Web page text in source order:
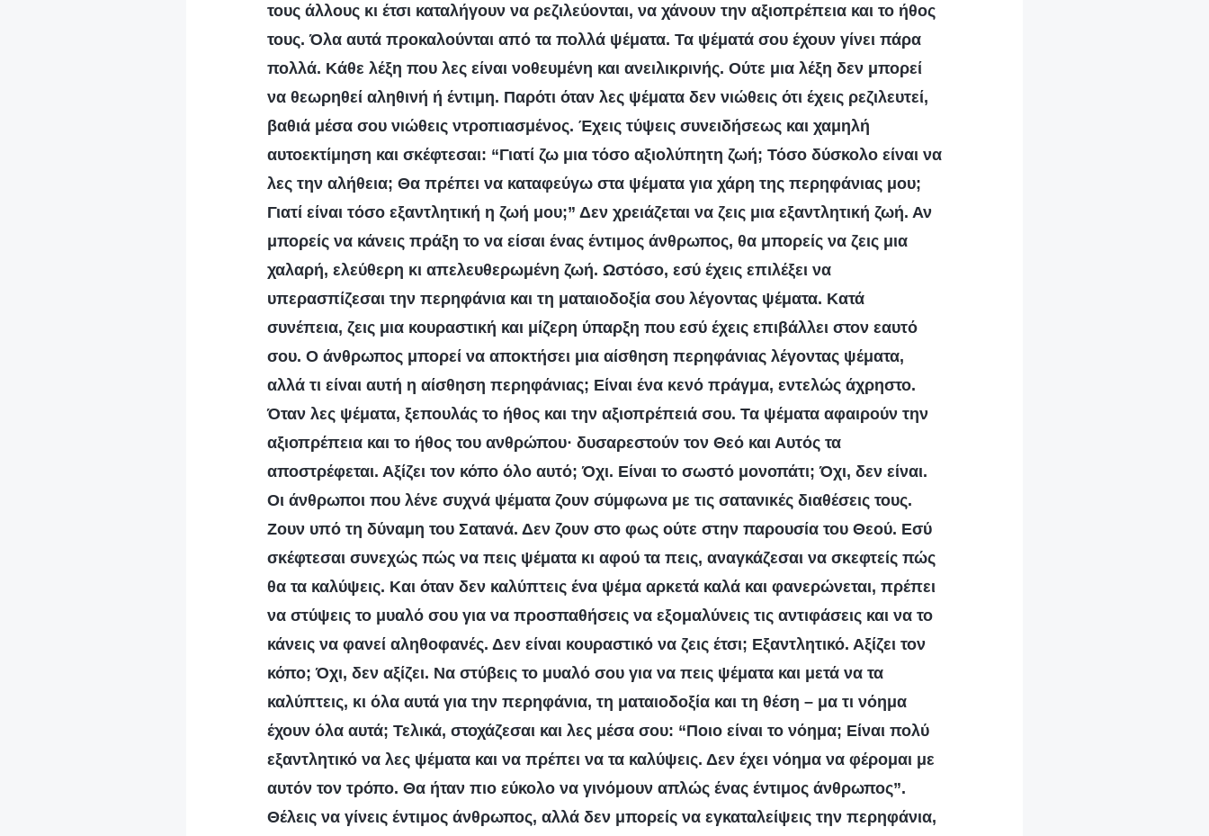
τους άλλους κι έτσι καταλήγουν να ρεζιλεύονται, να χάνουν την αξιοπρέπεια και το ήθος
τους. Όλα αυτά προκαλούνται από τα πολλά ψέματα. Τα ψέματά σου έχουν γίνει πάρα
πολλά. Κάθε λέξη που λες είναι νοθευμένη και ανειλικρινής. Ούτε μια λέξη δεν μπορεί
να θεωρηθεί αληθινή ή έντιμη. Παρότι όταν λες ψέματα δεν νιώθεις ότι έχεις ρεζιλευτεί,
βαθιά μέσα σου νιώθεις ντροπιασμένος. Έχεις τύψεις συνειδήσεως και χαμηλή
αυτοεκτίμηση και σκέφτεσαι: “Γιατί ζω μια τόσο αξιολύπητη ζωή; Τόσο δύσκολο είναι να
λες την αλήθεια; Θα πρέπει να καταφεύγω στα ψέματα για χάρη της περηφάνιας μου;
Γιατί είναι τόσο εξαντλητική η ζωή μου;” Δεν χρειάζεται να ζεις μια εξαντλητική ζωή. Αν
μπορείς να κάνεις πράξη το να είσαι ένας έντιμος άνθρωπος, θα μπορείς να ζεις μια
χαλαρή, ελεύθερη κι απελευθερωμένη ζωή. Ωστόσο, εσύ έχεις επιλέξει να
υπερασπίζεσαι την περηφάνια και τη ματαιοδοξία σου λέγοντας ψέματα. Κατά
συνέπεια, ζεις μια κουραστική και μίζερη ύπαρξη που εσύ έχεις επιβάλλει στον εαυτό
σου. Ο άνθρωπος μπορεί να αποκτήσει μια αίσθηση περηφάνιας λέγοντας ψέματα,
αλλά τι είναι αυτή η αίσθηση περηφάνιας; Είναι ένα κενό πράγμα, εντελώς άχρηστο.
Όταν λες ψέματα, ξεπουλάς το ήθος και την αξιοπρέπειά σου. Τα ψέματα αφαιρούν την
αξιοπρέπεια και το ήθος του ανθρώπου· δυσαρεστούν τον Θεό και Αυτός τα
αποστρέφεται. Αξίζει τον κόπο όλο αυτό; Όχι. Είναι το σωστό μονοπάτι; Όχι, δεν είναι.
Οι άνθρωποι που λένε συχνά ψέματα ζουν σύμφωνα με τις σατανικές διαθέσεις τους.
Ζουν υπό τη δύναμη του Σατανά. Δεν ζουν στο φως ούτε στην παρουσία του Θεού. Εσύ
σκέφτεσαι συνεχώς πώς να πεις ψέματα κι αφού τα πεις, αναγκάζεσαι να σκεφτείς πώς
θα τα καλύψεις. Και όταν δεν καλύπτεις ένα ψέμα αρκετά καλά και φανερώνεται, πρέπει
να στύψεις το μυαλό σου για να προσπαθήσεις να εξομαλύνεις τις αντιφάσεις και να το
κάνεις να φανεί αληθοφανές. Δεν είναι κουραστικό να ζεις έτσι; Εξαντλητικό. Αξίζει τον
κόπο; Όχι, δεν αξίζει. Να στύβεις το μυαλό σου για να πεις ψέματα και μετά να τα
καλύπτεις, κι όλα αυτά για την περηφάνια, τη ματαιοδοξία και τη θέση – μα τι νόημα
έχουν όλα αυτά; Τελικά, στοχάζεσαι και λες μέσα σου: “Ποιο είναι το νόημα; Είναι πολύ
εξαντλητικό να λες ψέματα και να πρέπει να τα καλύψεις. Δεν έχει νόημα να φέρομαι με
αυτόν τον τρόπο. Θα ήταν πιο εύκολο να γινόμουν απλώς ένας έντιμος άνθρωπος”.
Θέλεις να γίνεις έντιμος άνθρωπος, αλλά δεν μπορείς να εγκαταλείψεις την περηφάνια,